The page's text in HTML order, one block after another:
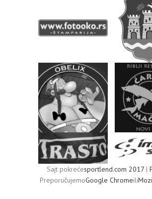
Sajt pokrećesportlend.com 2017|
PreporučujemoGoogle Chromeili